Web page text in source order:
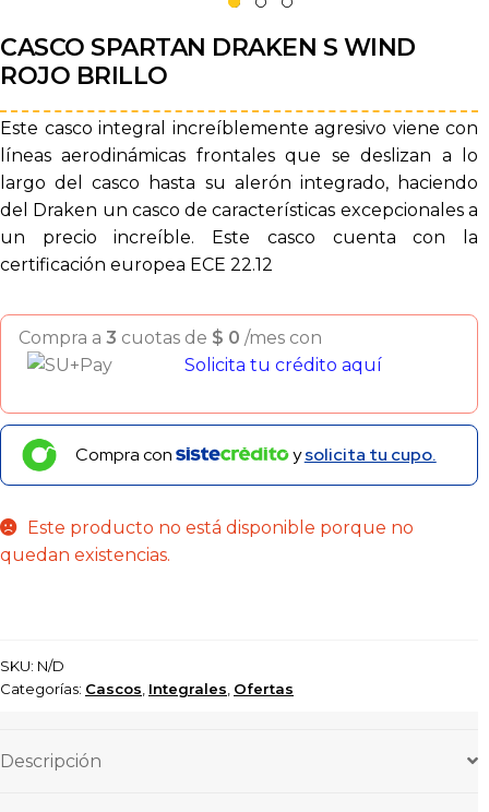
CASCO SPARTAN DRAKEN S WIND
ROJO BRILLO
Este casco integral increíblemente agresivo viene con
líneas aerodinámicas frontales que se deslizan a lo
largo del casco hasta su alerón integrado, haciendo
del Draken un casco de características excepcionales a
un precio increíble. Este casco cuenta con la
certificación europea ECE 22.12
Compra a 3 cuotas de $ 0 /mes con
Solicita tu crédito aquí
Compra con ysolicita tu cupo.
Este producto no está disponible porque no
quedan existencias.
SKU: N/D
Categorías: Cascos Integrales Ofertas
Descripción